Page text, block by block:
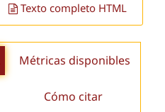
Texto completo HTML
Métricas disponibles
Cómo citar